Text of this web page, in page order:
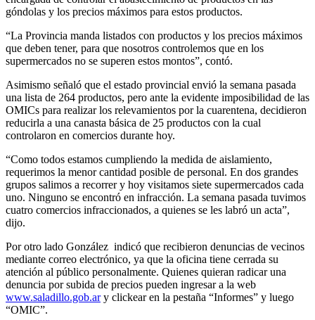
góndolas y los precios máximos para estos productos.
“La Provincia manda listados con productos y los precios máximos
que deben tener, para que nosotros controlemos que en los
supermercados no se superen estos montos”, contó.
Asimismo señaló que el estado provincial envió la semana pasada
una lista de 264 productos, pero ante la evidente imposibilidad de las
OMICs para realizar los relevamientos por la cuarentena, decidieron
reducirla a una canasta básica de 25 productos con la cual
controlaron en comercios durante hoy.
“Como todos estamos cumpliendo la medida de aislamiento,
requerimos la menor cantidad posible de personal. En dos grandes
grupos salimos a recorrer y hoy visitamos siete supermercados cada
uno. Ninguno se encontró en infracción. La semana pasada tuvimos
cuatro comercios infraccionados, a quienes se les labró un acta”,
dijo.
Por otro lado González indicó que recibieron denuncias de vecinos
mediante correo electrónico, ya que la oficina tiene cerrada su
atención al público personalmente. Quienes quieran radicar una
denuncia por subida de precios pueden ingresar a la web
www.saladillo.gob.ary clickear en la pestaña “Informes” y luego
“OMIC”.